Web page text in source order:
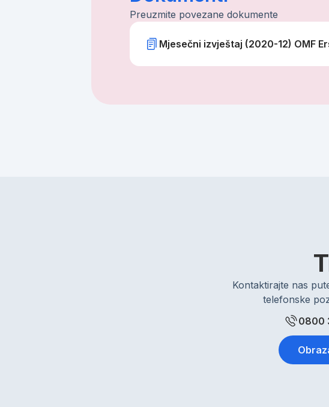
Preuzmite povezane dokumente
Mjesečni izvještaj (2020-12) OMF
Kontaktirajte nas
telefonske
0800